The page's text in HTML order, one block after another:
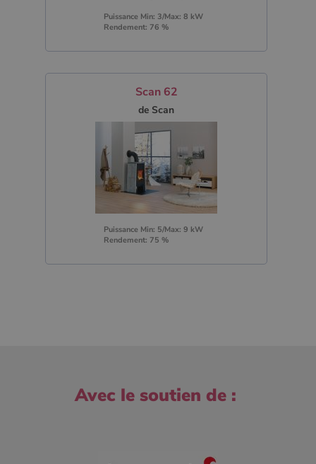
Puissance Min: 3/Max: 8 kW
Rendement: 76 %
Scan 62
de Scan
Puissance Min: 5/Max: 9 kW
Rendement: 75 %
Avec le soutien de :